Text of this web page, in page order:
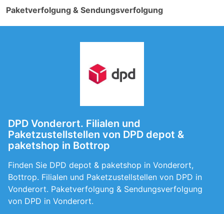
Paketverfolgung & Sendungsverfolgung
DPD Vonderort. Filialen und
Paketzustellstellen von DPD depot &
paketshop in Bottrop
Finden Sie DPD depot & paketshop in Vonderort,
Bottrop. Filialen und Paketzustellstellen von DPD in
Vonderort. Paketverfolgung & Sendungsverfolgung
von DPD in Vonderort.